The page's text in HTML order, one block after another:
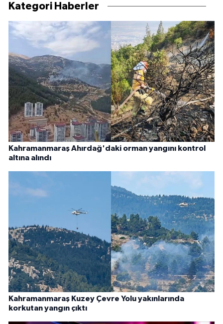
Kategori Haberler
Kahramanmaraş Ahırdağ'daki orman yangını kontrol
altına alındı
Kahramanmaraş Kuzey Çevre Yolu yakınlarında
korkutan yangın çıktı